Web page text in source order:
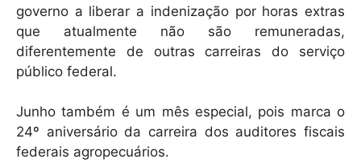
governo a liberar a indenização por horas extras
que atualmente não são remuneradas,
diferentemente de outras carreiras do serviço
público federal.
Junho também é um mês especial, pois marca o
24º aniversário da carreira dos auditores fiscais
federais agropecuários.